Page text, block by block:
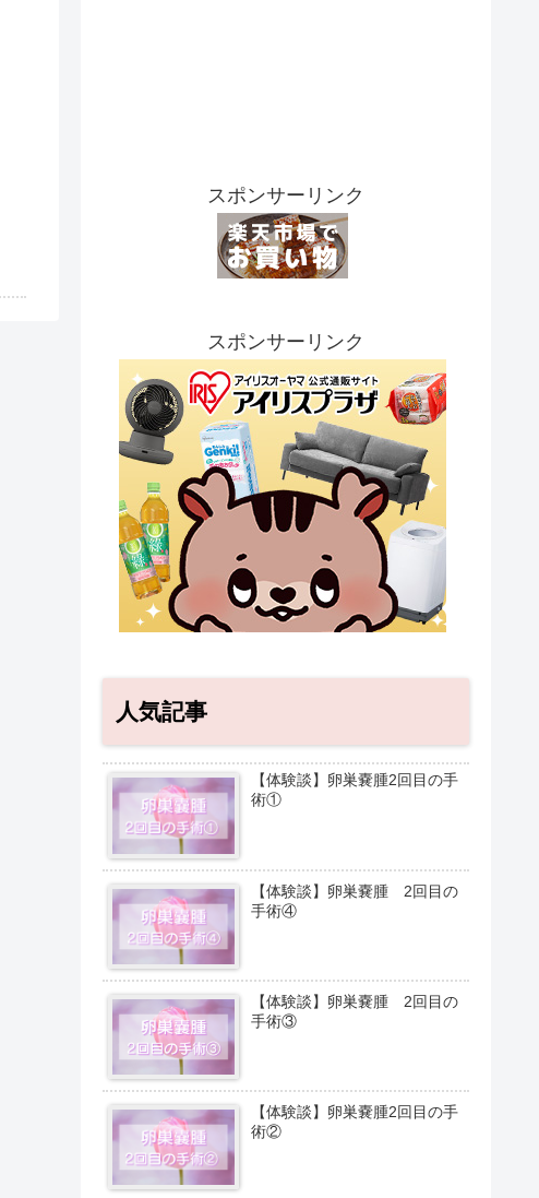
スポンサーリンク
スポンサーリンク
人気記事
【体験談】卵巣嚢腫2回目の手
術①
【体験談】卵巣嚢腫 2回目の
手術④
【体験談】卵巣嚢腫 2回目の
手術③
【体験談】卵巣嚢腫2回目の手
術②